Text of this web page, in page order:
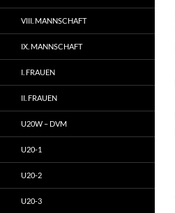
VIII. MANNSCHAFT
IX. MANNSCHAFT
I. FRAUEN
II. FRAUEN
U20W – DVM
U20-1
U20-2
U20-3